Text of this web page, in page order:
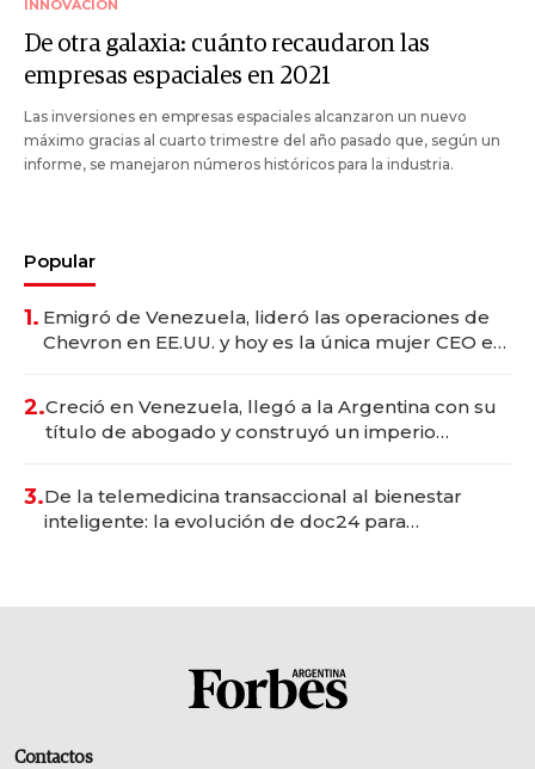
INNOVACIÓN
De otra galaxia: cuánto recaudaron las
empresas espaciales en 2021
Las inversiones en empresas espaciales alcanzaron un nuevo
máximo gracias al cuarto trimestre del año pasado que, según un
informe, se manejaron números históricos para la industria.
Popular
1. Emigró de Venezuela, lideró las operaciones de
Chevron en EE.UU. y hoy es la única mujer CEO en
2.Creció en Venezuela, llegó a la Argentina con su
título de abogado y construyó un imperio
3.De la telemedicina transaccional al bienestar
inteligente: la evolución de doc24 para
Contactos